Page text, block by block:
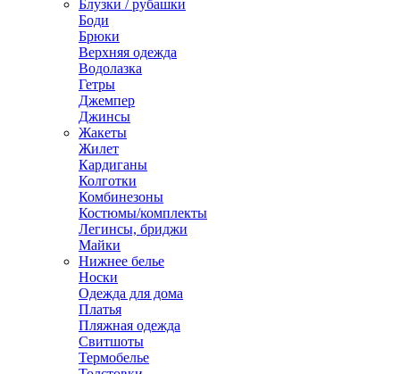
Блузки / рубашки
Боди
Брюки
Верхняя одежда
Водолазка
Гетры
Джемпер
Джинсы
Жакеты
Жилет
Кардиганы
Колготки
Комбинезоны
Костюмы/комплекты
Легинсы, бриджи
Майки
Нижнее белье
Носки
Одежда для дома
Платья
Пляжная одежда
Свитшоты
Термобелье